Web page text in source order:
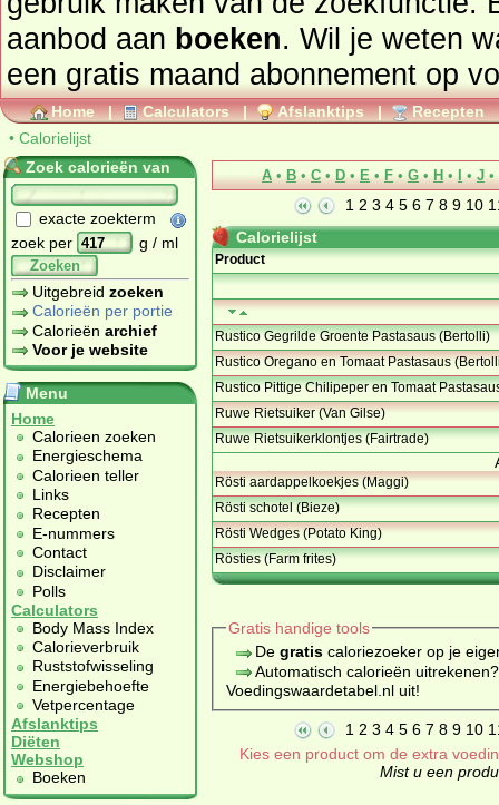
aanbod aan boeken. Wil je weten
een gratis maand abonnement op
Home | Calculators | Afslanktips | Recepten
• Calorielijst
Zoek calorieën van
exacte zoekterm
zoek per
g / ml
Zoeken
Uitgebreid zoeken
Calorieën per portie
Calorieën archief
Voor je website
Menu
Home
Calorieen zoeken
Energieschema
Calorieen teller
Links
Recepten
E-nummers
Contact
Disclaimer
Polls
Calculators
Body Mass Index
Calorieverbruik
Ruststofwisseling
Energiebehoefte
Vetpercentage
Afslanktips
Diëten
Webshop
Boeken
A • B • C • D • E • F • G • H • • J •
1 2 3 4 5 6 7 8 9 10
Calorielijst
Product
Rustico Gegrilde Groente Pastasaus (Bertolli)
Rustico Oregano en Tomaat Pastasaus
Rustico Pittige Chilipeper en Tomaat
Ruwe Rietsuiker (Van Gilse)
Ruwe Rietsuikerklontjes (Fairtrade)
Rösti aardappelkoekjes (Maggi)
Rösti schotel (Bieze)
Rösti Wedges (Potato King)
Rösties (Farm frites)
Gratis handige tools
De gratiscaloriezoeker op je
Automatisch calorieën
Voedingswaardetabel.nl uit!
1 2 3 4 5 6 7 8 9 10
Kies een product om de extra
Mist u een